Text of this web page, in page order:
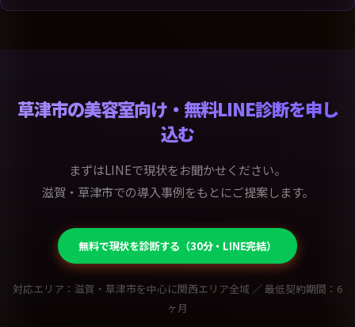
草津市の美容室向け・無料LINE診断を申し
込む
まずはLINEで現状をお聞かせください。
滋賀・草津市での導入事例をもとにご提案します。
無料で現状を診断する（30分・LINE完結）
対応エリア：滋賀・草津市を中心に関西エリア全域 ／ 最低契約期間：6
ヶ月